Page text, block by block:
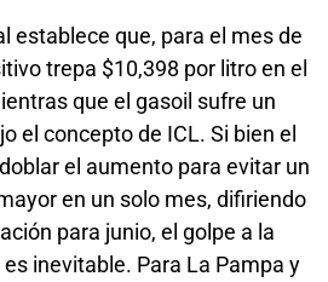
establece que, para el mes de
trepa $10,398 por litro en el
que el gasoil sufre un
el concepto de ICL. Si bien el
el aumento para evitar un
en un solo mes, difiriendo
para junio, el golpe a la
inevitable. Para La Pampa y